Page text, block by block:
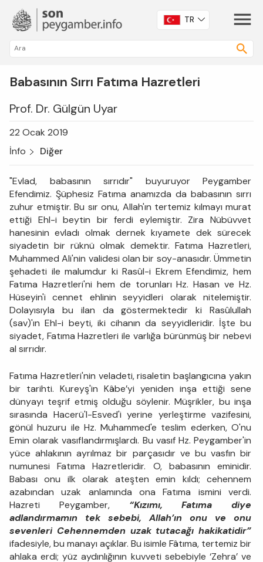
TR
Babasının Sırrı Fatıma Hazretleri
Prof. Dr. Gülgün Uyar
22 Ocak 2019
İnfo
Diğer
"Evlad, babasının sırrıdır" buyuruyor Peygamber
Efendimiz. Şüphesiz Fatıma anamızda da babasının sırrı
zuhur etmiştir. Bu sır onu, Allah'ın tertemiz kılmayı murat
ettiği Ehl-i beytin bir ferdi eylemiştir. Zira Nübüvvet
hanesinin evladı olmak dernek kıyamete dek sürecek
siyadetin bir rüknü olmak demektir. Fatıma Hazretleri,
Muhammed Ali'nin validesi olan bir soy-anasıdır. Ümmetin
şehadeti ile malumdur ki Rasûl-i Ekrem Efendimiz, hem
Fatıma Hazretleri'ni hem de torunları Hz. Hasan ve Hz.
Hüseyin'i cennet ehlinin seyyidleri olarak nitelemiştir.
Dolayısıyla bu ilan da göstermektedir ki Rasûlullah
(sav)'ın Ehl-i beyti, iki cihanın da seyyidleridir. İşte bu
siyadet, Fatıma Hazretleri ile varlığa bürünmüş bir nebevi
al sırrıdır.
Fatıma Hazretleri'nin veladeti, risaletin başlangıcına yakın
bir tarihti. Kureyş'in Kâbe’yi yeniden inşa ettiği sene
dünyayı teşrif etmiş olduğu söylenir. Müşrikler, bu inşa
sırasında Hacerü'l-Esved'i yerine yerleştirme vazifesini,
gönül huzuru ile Hz. Muhammed'e teslim ederken, O'nu
Emin olarak vasıflandırmışlardı. Bu vasıf Hz. Peygamber'in
yüce ahlakının ayrılmaz bir parçasıdır ve bu vasfın bir
numunesi Fatıma Hazretleridir. O, babasının eminidir.
Babası onu ilk olarak ateşten emin kıldı; cehennem
azabından uzak anlamında ona Fatıma ismini verdi.
Hazreti Peygamber, “Kızımı, Fatıma diye
adlandırmamın tek sebebi, Allah’ın onu ve onu
sevenleri Cehennemden uzak tutacağı hakikatidir”
ifadesiyle, bu manayı açıklar. Bu isimle Fâtıma, tertemiz bir
ahlaka erdi; yüz aydınlığının kuvveti sebebiyle ‘Zehra’ ve